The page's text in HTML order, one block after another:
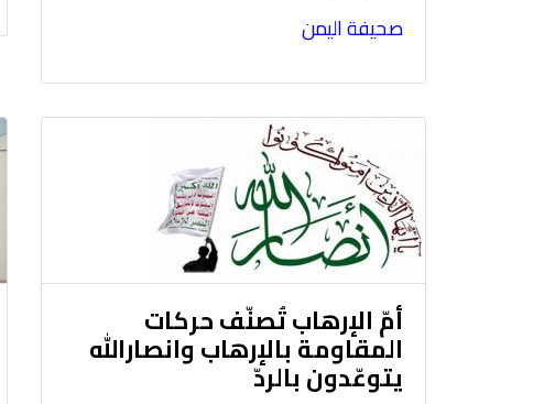
صحيفة اليمن
أمّ الإرهاب تُصنّف حركات
المقاومة بالإرهاب وانصارالله
يتوعّدون بالردّ